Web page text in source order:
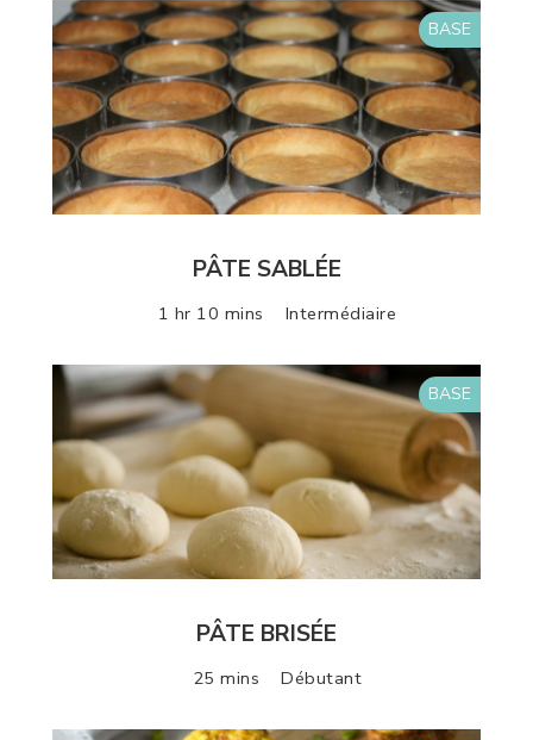
BASE
PÂTE SABLÉE
1 hr 10 mins Intermédiaire
BASE
PÂTE BRISÉE
25 mins Débutant